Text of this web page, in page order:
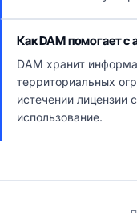
Как DAM помогает
DAM хранит
территориальных
истечении лицензии
использование.